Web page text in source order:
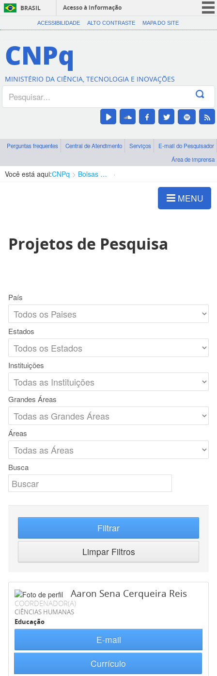
BRASIL
Acesso à informação
CORONAVÍRUS (COVID-19)
Canais
ACESSIBILIDADE ALTO CONTRASTE MAPA DO SITE
CNPq
MINISTÉRIO DA CIÊNCIA, TECNOLOGIA E INOVAÇÕES
Perguntas frequentes Central de Atendimento Serviços
E-mail do Pesquisador
Área de imprensa
Você está aqui:CNPq Bolsas e Auxílios Vigentes
MENU
Projetos de Pesquisa
País
Estados
Instituições
Grandes Áreas
Áreas
Busca
Filtrar
Limpar Filtros
Aaron Sena Cerqueira Reis
COORDENADOR(A)
CIÊNCIAS HUMANAS
Educação
E-mail
Currículo